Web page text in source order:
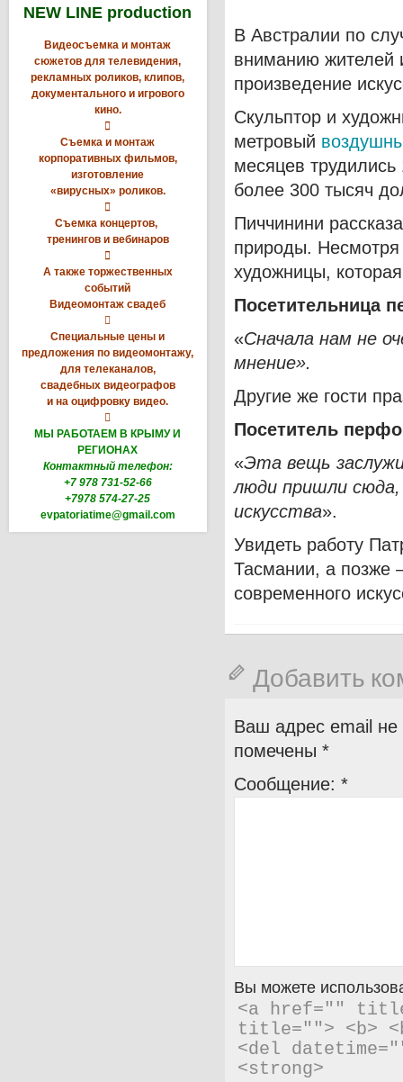
NEW LINE production
Видеосъемка и монтаж
сюжетов для телевидения,
рекламных роликов, клипов,
документального и игрового
кино.

Съемка и монтаж
корпоративных фильмов,
изготовление
«вирусных» роликов.

Съемка концертов,
тренингов и вебинаров

А также торжественных
событий
Видеомонтаж свадеб

Специальные цены и
предложения по видеомонтажу,
для телеканалов,
свадебных видеографов
и на оцифровку видео.

МЫ РАБОТАЕМ В КРЫМУ И
РЕГИОНАХ
Контактный телефон:
+7 978 731-52-66
+7978 574-27-25
evpatoriatime@gmail.com
В Австралии по
вниманию жителей
произведение
Скульптор и
метровый
месяцев трудились
более 300 тысяч
Пиччинини
природы. Несмотря
художницы,
Посетительница
«Сначала нам не
мнение».
Другие же гости
Посетитель
«Эта вещь
люди пришли
искусства».
Увидеть работу
Тасмании, а позже
современного
Добавить
Ваш адрес email не
помечены *
Сообщение: *
Вы можете
<a href=""
title=""> <b>
<del
<strong>